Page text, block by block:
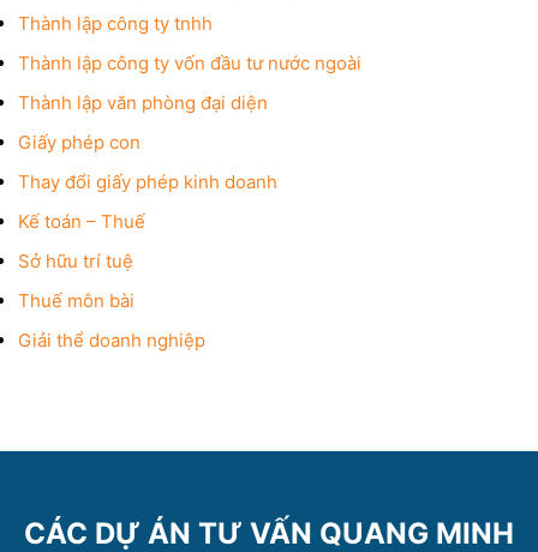
Thành lập công ty tnhh
Thành lập công ty vốn đầu tư nước ngoài
Thành lập văn phòng đại diện
Giấy phép con
Thay đổi giấy phép kinh doanh
Kế toán – Thuế
Sở hữu trí tuệ
Thuế môn bài
Giải thể doanh nghiệp
CÁC DỰ ÁN TƯ VẤN QUANG MINH